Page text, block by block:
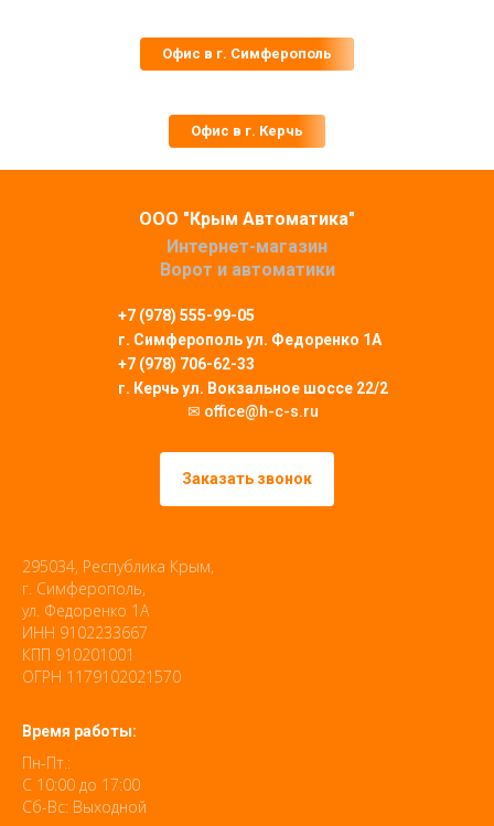
Офис в г. Симферополь
Офис в г. Керчь
ООО "Крым Автоматика"
Интернет-магазин
Ворот и автоматики
+7 (978) 555-99-05
г. Симферопольул. Федоренко 1А
+7 (978) 706-62-33
г. Керчь ул. Вокзальное шоссе 22/2
✉ office@h-c-s.ru
Заказать звонок
295034, Республика Крым,
г. Симферополь,
ул. Федоренко 1А
ИНН 9102233667
КПП 910201001
ОГРН 1179102021570
Время работы:
Пн-Пт.:
С 10:00 до 17:00
Сб-Вс: Выходной